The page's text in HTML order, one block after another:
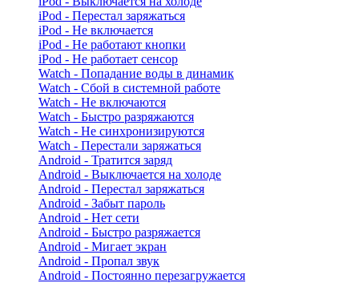
iPod - Перестал заряжаться
iPod - Не включается
iPod - Не работают кнопки
iPod - Не работает сенсор
Watch - Попадание воды в динамик
Watch - Сбой в системной работе
Watch - Не включаются
Watch - Быстро разряжаются
Watch - Не синхронизируются
Watch - Перестали заряжаться
Android - Тратится заряд
Android - Выключается на холоде
Android - Перестал заряжаться
Android - Забыт пароль
Android - Нет сети
Android - Быстро разряжается
Android - Мигает экран
Android - Пропал звук
Android - Постоянно перезагружается